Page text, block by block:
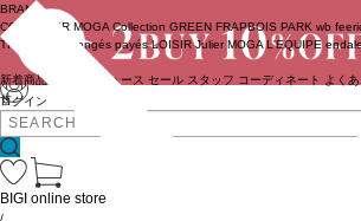
ログイン
BRAND
COUTURIER MOGA Collection GREEN FRAPBOIS PARK wb
TRISTESSE
congés payés LOISIR Julier MOGA L'EQUIPE
新着商品 ニュース セール スタッフ コーディネート よく
せ
BIGI online store
/